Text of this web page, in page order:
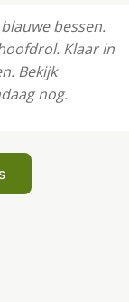
bessen.
Klaar in
Bekijk
nog.